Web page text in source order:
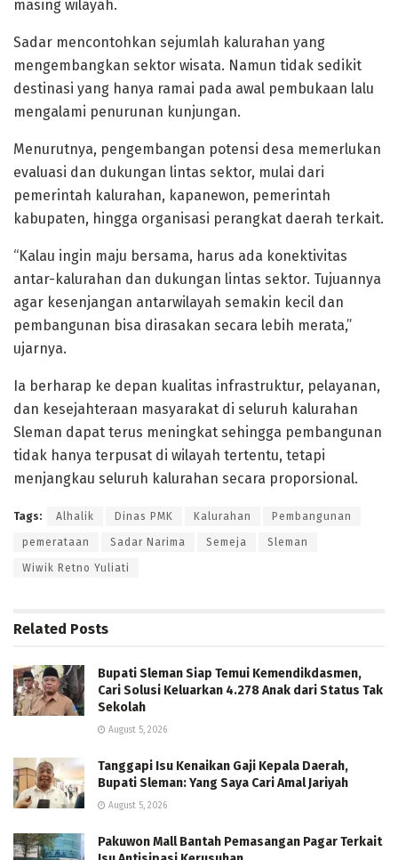
masing wilayah.
Sadar mencontohkan sejumlah kalurahan yang
mengembangkan sektor wisata. Namun tidak sedikit
destinasi yang hanya ramai pada awal pembukaan lalu
mengalami penurunan kunjungan.
Menurutnya, pengembangan potensi desa memerlukan
evaluasi dan dukungan lintas sektor, mulai dari
pemerintah kalurahan, kapanewon, pemerintah
kabupaten, hingga organisasi perangkat daerah terkait.
“Kalau ingin maju bersama, harus ada konektivitas
antar-kalurahan dan dukungan lintas sektor. Tujuannya
agar kesenjangan antarwilayah semakin kecil dan
pembangunan bisa dirasakan secara lebih merata,”
ujarnya.
Ia berharap ke depan kualitas infrastruktur, pelayanan,
dan kesejahteraan masyarakat di seluruh kalurahan
Sleman dapat terus meningkat sehingga pembangunan
tidak hanya terpusat di wilayah tertentu, tetapi
menjangkau seluruh kalurahan secara proporsional.
Tags: Alhalik Dinas PMK Kalurahan Pembangunan
pemerataan Sadar Narima Semeja Sleman
Wiwik Retno Yuliati
Related Posts
Bupati Sleman Siap Temui Kemendikdasmen,
Cari Solusi Keluarkan 4.278 Anak dari Status Tak
Sekolah
August 5, 2026
Tanggapi Isu Kenaikan Gaji Kepala Daerah,
Bupati Sleman: Yang Saya Cari Amal Jariyah
August 5, 2026
Pakuwon Mall Bantah Pemasangan Pagar Terkait